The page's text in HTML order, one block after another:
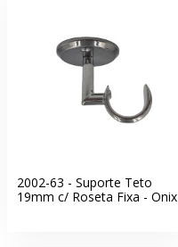
2002-63 - Suporte Teto
19mm c/ Roseta Fixa - Onix